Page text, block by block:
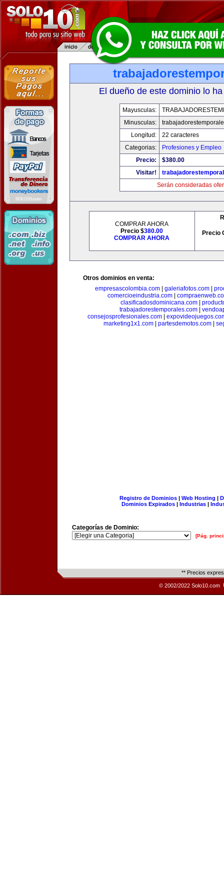
El dueño de este dominio lo
Mayusculas:
Minusculas:
Longitud:
22 caracteres
Categorias:
Profesiones y Empleo
Precio:
$380.00
Visitar!
Serán consideradas
COMPRAR AHORA
Precio $380.00
COMPRAR AHORA
Precio
Otros dominios en venta:
empresascolombia.com
galeriafotos.com
comercioeindustria.com|
clasificadosdominicana.com
trabajadorestemporales.com
consejosprofesionales.com|
marketing1x1.com| partesdemotos.com|
Registro de Dominios| Web Hosting |
Dominios Expirados | Industrias |
Categorías de Dominio:
[Pág.
** Precios
© 2002/2022 Solo10.com